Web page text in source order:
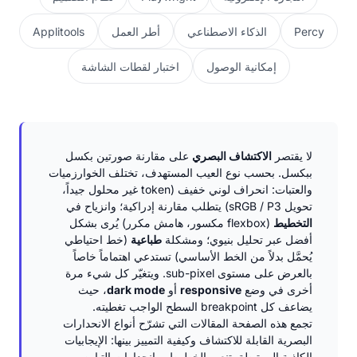
Percy الذكاء الاصطناعي أطر العمل Applitools
إمكانية الوصول اختبار لقطات الشاشة
لا يقتصر الاكتشاف البصري على مقارنة صورتين بكسل
ببكسل. بحسب نوع العيب المستهدف، تختلف الخوارزميات
والعتبات: انحراف لوني خفيف (token غير محلول جيداً،
تحويل sRGB / P3) يتطلب مقارنة إدراكية؛ وانزياح في
التخطيط
(flexbox مكسور، هامش مكرر) يُرى بشكل
أفضل عبر تحليل بنيوي؛ ومشكلة طباعية (خط احتياطي
يُحمَّل بدلاً من الخط الأساسي) تستدعي اهتماماً خاصاً
بالعرض على مستوى sub-pixel. ويتغيّر كل شيء مرة
أخرى في وضع responsive أو dark mode، حيث
يضاعف كل breakpoint السطح الواجب تغطيته.
تجمع هذه الصفحة المقالات التي تشرّح أنواع الانحدارات
البصرية القابلة للاكتشاف وكيفية التمييز بينها: الإيجابيات